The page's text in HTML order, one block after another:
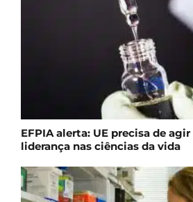
EFPIA alerta: UE precisa de
liderança nas ciências da vida